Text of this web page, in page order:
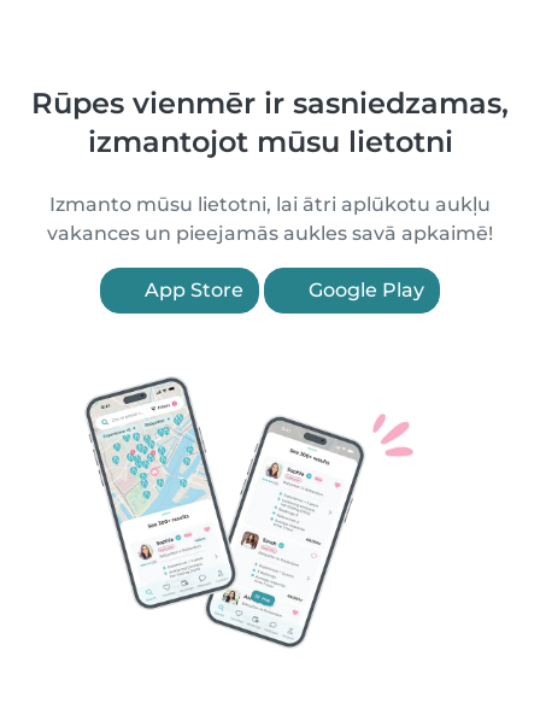
Rūpes vienmēr ir sasniedzamas,
izmantojot mūsu lietotni
Izmanto mūsu lietotni, lai ātri aplūkotu aukļu
vakances un pieejamās aukles savā apkaimē!
App Store Google Play